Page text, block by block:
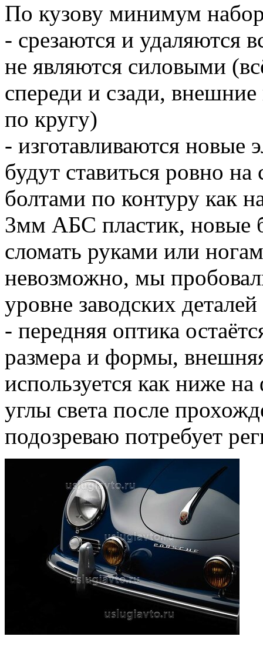
По кузову минимум
- срезаются и удаляются
не являются силовыми
спереди и сзади,
по кругу)
- изготавливаются
будут ставиться ровно
болтами по контуру как
3мм АБС пластик, новые
сломать руками или
невозможно, мы
уровне заводских
- передняя оптика
размера и формы,
используется как ниже
углы света после
подозреваю потребует